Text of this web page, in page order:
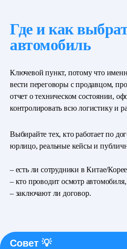
Где и как
автомобиль
Ключевой пункт, потому что
вести переговоры с продавцом,
отчет о техническом состоянии,
контролировать всю логистику и
Выбирайте тех, кто работает по
юрлицо, реальные кейсы и
– есть ли сотрудники в Китае/
– кто проводит осмотр автомобиля,
– заключают ли договор.
Совет 💡